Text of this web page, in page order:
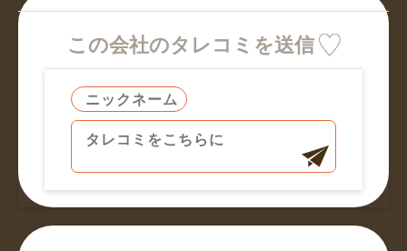
この会社のタレコミを送信